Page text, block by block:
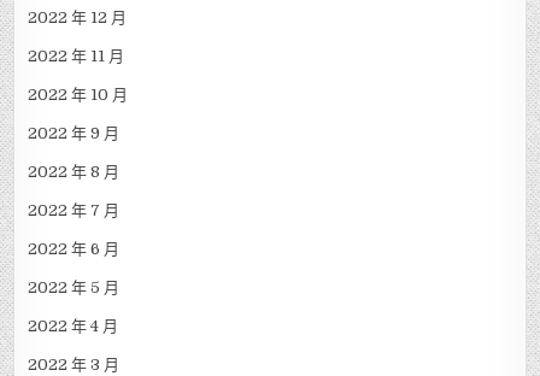
2022 年 12 月
2022 年 11 月
2022 年 10 月
2022 年 9 月
2022 年 8 月
2022 年 7 月
2022 年 6 月
2022 年 5 月
2022 年 4 月
2022 年 3 月